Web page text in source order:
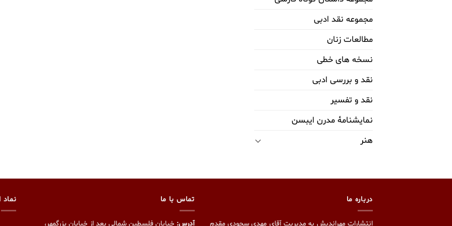
مجموعه نقد ادبی
مطالعات زنان
نسخه های خطی
نقد و بررسی ادبی
نقد و تفسیر
نمایشنامۀ مدرن ایبسن
هنر
درباره ما
انتشارات مهراندیش به مدیریت آقای مهدی سجودی مقدم
تماس با ما
آدرس: خیابان فلسطین شمالی بعد از خیابان بزرگمهر،
نماد